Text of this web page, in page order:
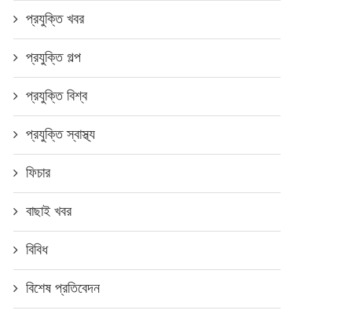
প্রযুক্তি খবর
প্রযুক্তি গল্প
প্রযুক্তি বিশ্ব
প্রযুক্তি স্বাস্থ্য
ফিচার
বাছাই খবর
বিবিধ
বিশেষ প্রতিবেদন